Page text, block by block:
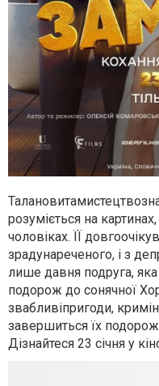
розуміється на
чоловіках. ЇЇ
зрадунареченого, і з
лише давня подруга,
подорож до сонячної
звабливіпригоди,
завершиться їх
Дізнайтеся 23 січня у